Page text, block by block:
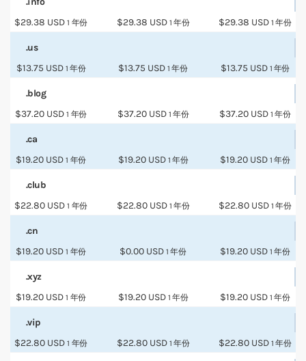
$29.38 USD 1 年份 $29.38 USD 1 年份 $29.38 USD 1 年份
.us
$13.75 USD 1 年份 $13.75 USD 1 年份 $13.75 USD 1 年份
.blog
$37.20 USD 1 年份 $37.20 USD 1 年份 $37.20 USD 1 年份
.ca
$19.20 USD 1 年份 $19.20 USD 1 年份 $19.20 USD 1 年份
.club
$22.80 USD 1 年份 $22.80 USD 1 年份 $22.80 USD 1 年份
.cn
$19.20 USD 1 年份 $0.00 USD 1 年份 $19.20 USD 1 年份
.xyz
$19.20 USD 1 年份 $19.20 USD 1 年份 $19.20 USD 1 年份
.vip
$22.80 USD 1 年份 $22.80 USD 1 年份 $22.80 USD 1 年份